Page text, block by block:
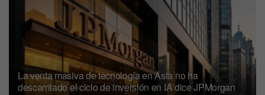
La venta masiva de tecnología en Asia no ha
descarrilado el ciclo de inversión en IA dice JPMorgan